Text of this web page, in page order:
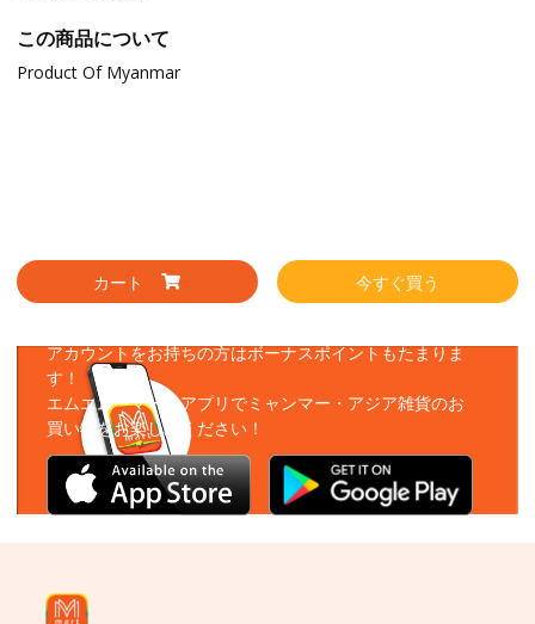
この商品について
Product Of Myanmar
カート 今すぐ買う
アカウントをお持ちの方はボーナスポイントもたまりま
す！
エムエムーマートアプリでミャンマー・アジア雑貨のお
買い物をお楽しみください！